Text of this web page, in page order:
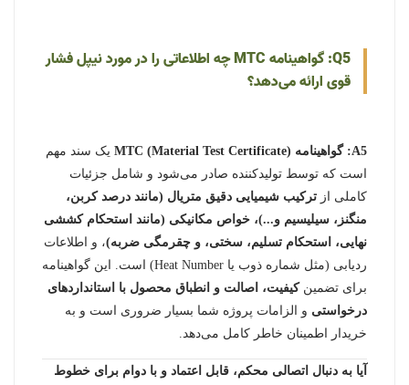
Q5: گواهینامه MTC چه اطلاعاتی را در مورد نیپل فشار
قوی ارائه می‌دهد؟
A5: گواهینامه MTC (Material Test Certificate)
یک سند مهم
است که توسط تولیدکننده صادر می‌شود و شامل جزئیات
کاملی از ترکیب شیمیایی دقیق متریال (مانند درصد کربن،
منگنز، سیلیسیم و...)، خواص مکانیکی (مانند استحکام کششی
نهایی، استحکام تسلیم، سختی، و چقرمگی ضربه)، و اطلاعات
ردیابی (مثل شماره ذوب یا Heat Number) است. این گواهینامه
برای تضمینکیفیت، اصالت و انطباق محصول با استانداردهای
درخواستی و الزامات پروژه شما بسیار ضروری است و به
خریدار اطمینان خاطر کامل می‌دهد.
آیا به دنبال اتصالی محکم، قابل اعتماد و با دوام برای خطوط